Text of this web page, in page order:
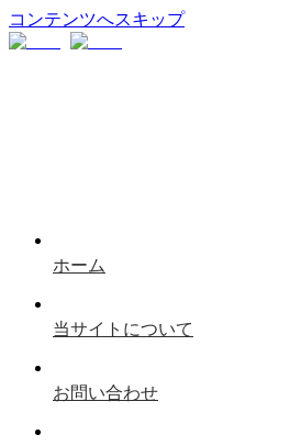
コンテンツへスキップ
ホーム
当サイトについて
お問い合わせ